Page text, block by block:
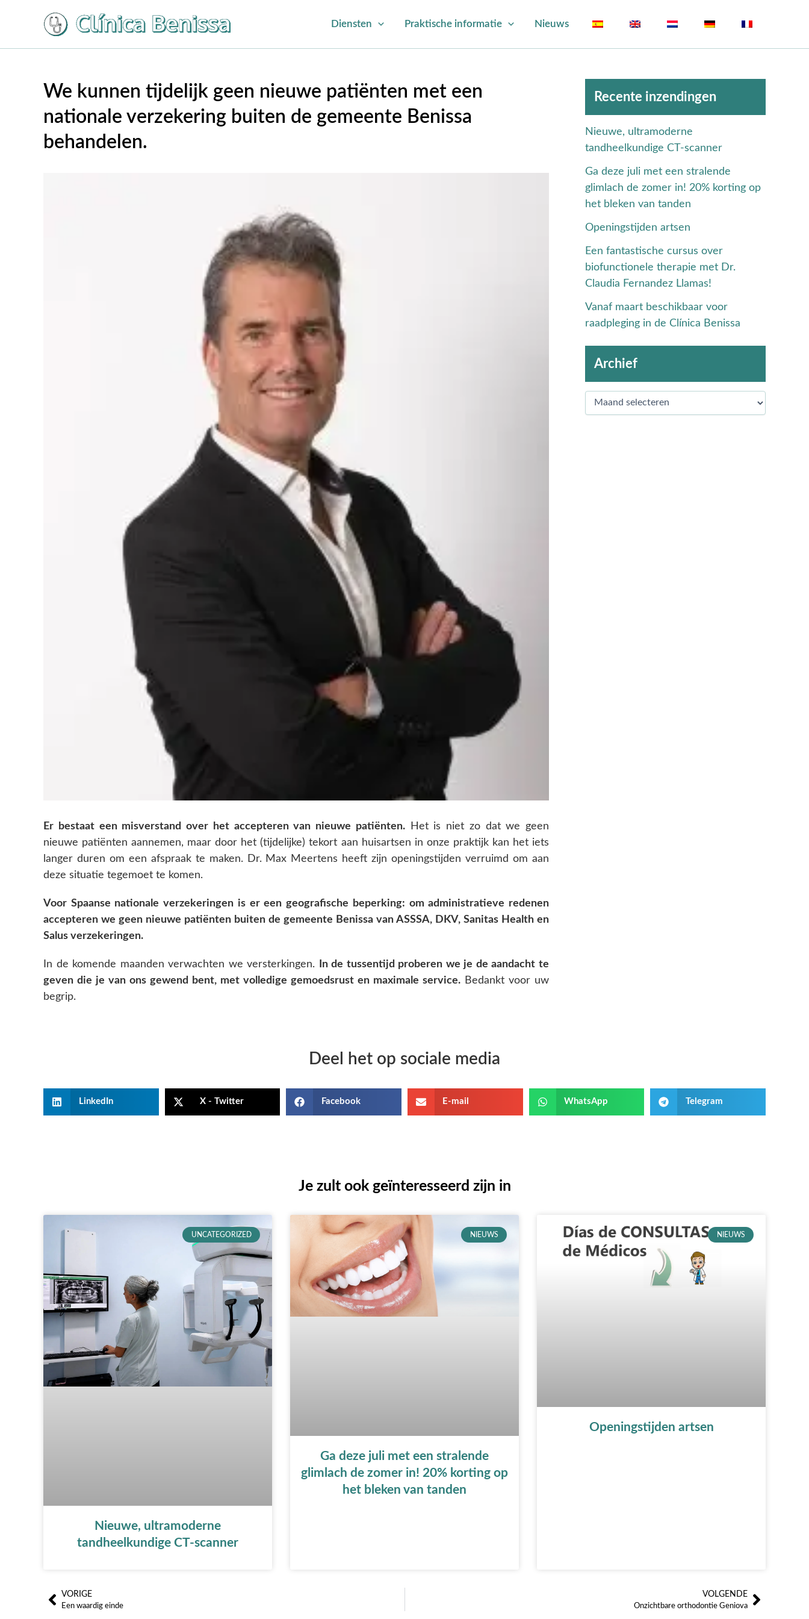
Diensten Praktische informatie Nieuws
We kunnen tijdelijk geen nieuwe patiënten met een
nationale verzekering buiten de gemeente Benissa
behandelen.
Er bestaat een misverstand over het accepteren van nieuwe patiënten.Het is niet zo dat we geen
nieuwe patiënten aannemen, maar door het (tijdelijke) tekort aan huisartsen in onze praktijk kan het iets
langer duren om een afspraak te maken. Dr. Max Meertens heeft zijn openingstijden verruimd om aan
deze situatie tegemoet te komen.
Voor Spaanse nationale verzekeringen is er een geografische beperking: om administratieve redenen
accepteren we geen nieuwe patiënten buiten de gemeente Benissa van ASSSA, DKV, Sanitas Health en
Salus verzekeringen.
In de komende maanden verwachten we versterkingen.
In de tussentijd proberen we je de aandacht te
geven die je van ons gewend bent, met volledige gemoedsrust en maximale service. Bedankt voor uw
begrip.
Recente inzendingen
Nieuwe, ultramoderne
tandheelkundige CT-scanner
Ga deze juli met een stralende
glimlach de zomer in! 20% korting op
het bleken van tanden
Openingstijden artsen
Een fantastische cursus over
biofunctionele therapie met Dr.
Claudia Fernandez Llamas!
Vanaf maart beschikbaar voor
raadpleging in de Clínica Benissa
Archief
Deel het op sociale media
LinkedIn X - Twitter Facebook E-mail WhatsApp Telegram
Je zult ook geïnteresseerd zijn in
UNCATEGORIZED
Nieuwe, ultramoderne
tandheelkundige CT-scanner
NIEUWS
Ga deze juli met een stralende
glimlach de zomer in! 20% korting op
het bleken van tanden
NIEUWS
Openingstijden artsen
Prev
VORIGE
Een waardig einde
VOLGENDE
Onzichtbare orthodontie Geniova